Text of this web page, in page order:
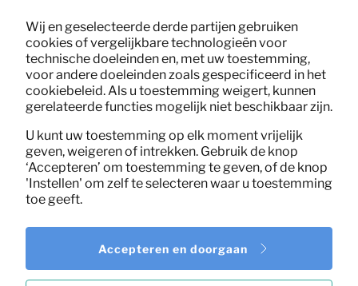
Wij en geselecteerde derde partijen gebruiken
cookies of vergelijkbare technologieën voor
technische doeleinden en, met uw toestemming,
voor andere doeleinden zoals gespecificeerd in het
cookiebeleid. Als u toestemming weigert, kunnen
gerelateerde functies mogelijk niet beschikbaar zijn.
U kunt uw toestemming op elk moment vrijelijk
geven, weigeren of intrekken. Gebruik de knop
‘Accepteren’ om toestemming te geven, of de knop
'Instellen' om zelf te selecteren waar u toestemming
toe geeft.
Accepteren en doorgaan